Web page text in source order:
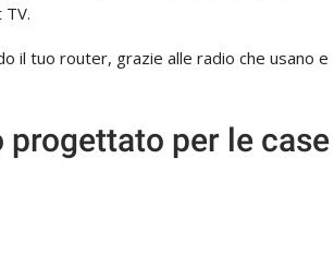
il tuo router, grazie alle radio che usano e
per le case